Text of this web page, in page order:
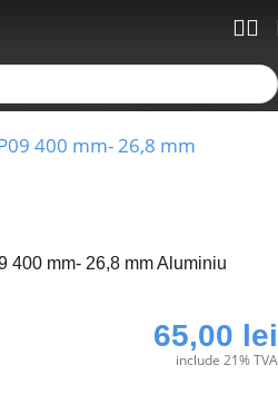
400 mm- 26,8 mm Aluminiu
65,00 lei
include 21% TVA